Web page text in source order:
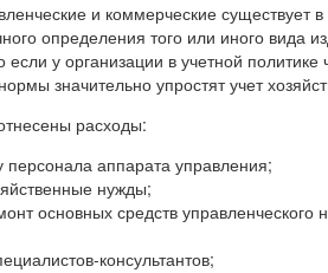
и коммерческие существует
определения того или иного вида
у организации в учетной
значительно упростят учет
расходы:
аппарата управления;
нужды;
основных средств управленческого
консультантов;